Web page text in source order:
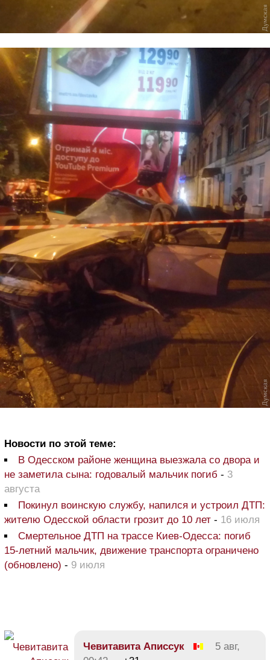
Новости по этой теме:
В Одесском районе женщина выезжала со двора и
не заметила сына: годовалый мальчик погиб - 3
августа
Покинул воинскую службу, напился и устроил ДТП:
жителю Одесской области грозит до 10 лет - 16 июля
Смертельное ДТП на трассе Киев-Одесса: погиб
15-летний мальчик, движение транспорта ограничено
(обновлено) - 9 июля
Чевитавита Апиccук
5 авг,